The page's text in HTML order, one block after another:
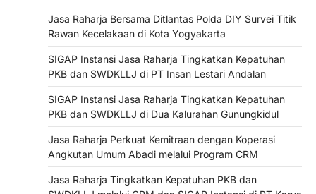
Jasa Raharja Bersama Ditlantas Polda DIY Survei Titik
Rawan Kecelakaan di Kota Yogyakarta
SIGAP Instansi Jasa Raharja Tingkatkan Kepatuhan
PKB dan SWDKLLJ di PT Insan Lestari Andalan
SIGAP Instansi Jasa Raharja Tingkatkan Kepatuhan
PKB dan SWDKLLJ di Dua Kalurahan Gunungkidul
Jasa Raharja Perkuat Kemitraan dengan Koperasi
Angkutan Umum Abadi melalui Program CRM
Jasa Raharja Tingkatkan Kepatuhan PKB dan